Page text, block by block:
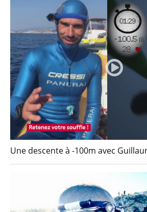
Une descente à -100m avec